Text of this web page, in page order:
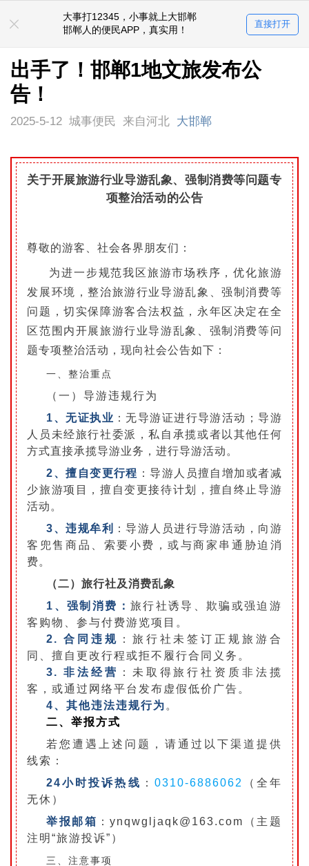
大事打12345，小事就上大邯郸
邯郸人的便民APP，真实用！
直接打开
出手了！邯郸1地文旅发布公
告！
2025-5-12 城事便民 来自河北 大邯郸
关于开展旅游行业导游乱象、强制消费等问题专
项整治活动的公告
尊敬的游客、社会各界朋友们：
为进一步规范我区旅游市场秩序，优化旅游
发展环境，整治旅游行业导游乱象、强制消费等
问题，切实保障游客合法权益，永年区决定在全
区范围内开展旅游行业导游乱象、强制消费等问
题专项整治活动，现向社会公告如下：
一、整治重点
（一）导游违规行为
1、无证执业 ：无导游证进行导游活动；导游
人员未经旅行社委派，私自承揽或者以其他任何
方式直接承揽导游业务，进行导游活动。
2、擅自变更行程 ：导游人员擅自增加或者减
少旅游项目，擅自变更接待计划，擅自终止导游
活动。
3、违规牟利
：导游人员进行导游活动，向游
客兜售商品、索要小费，或与商家串通胁迫消
费。
（二）旅行社及消费乱象
1、强制消费： 旅行社诱导、欺骗或强迫游
客购物、参与付费游览项目。
2.合 同违规 ：旅行社未签订正规旅游合
同、擅自更改行程或拒不履行合同义务。
3.非法经营
：未取得旅行社资质非法揽
客，或通过网络平台发布虚假低价广告。
4、其他违法违规行为 。
二、举报方式
若您遭遇上述问题，请通过以下渠道提供
线索：
24小时投诉热线 ： 0310-6886062
（全年
无休）
举报邮箱 ：ynqwgljaqk@163.com（主题
注明“旅游投诉”）
三、注意事项